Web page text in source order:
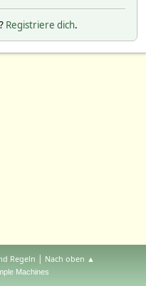
Registriere dich.
Regeln | Nach oben ▲
Machines